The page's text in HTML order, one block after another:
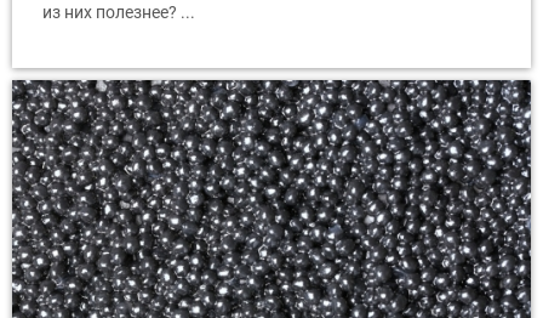
из них полезнее? ...